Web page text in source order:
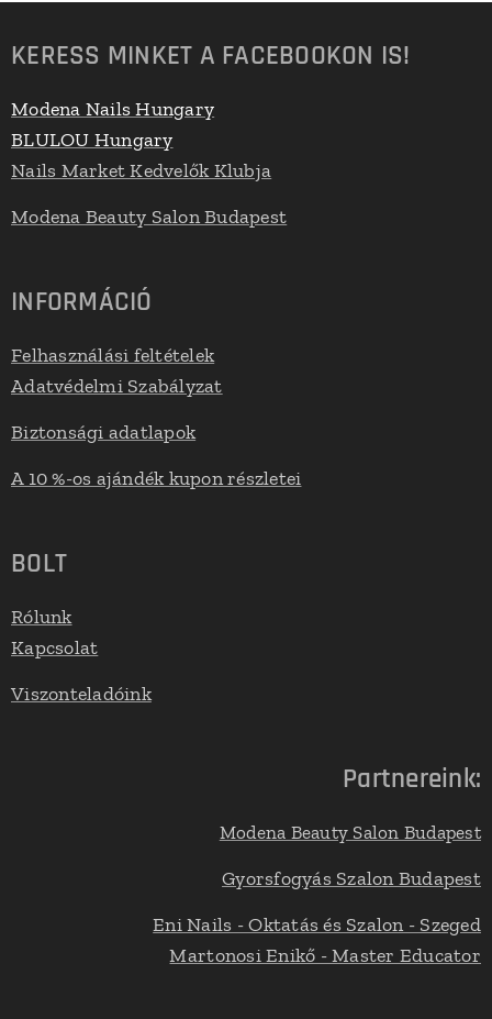
KERESS MINKET A FACEBOOKON IS!
Modena Nails Hungary
BLULOU Hungary
Nails Market Kedvelők Klubja
Modena Beauty Salon Budapest
INFORMÁCIÓ
Felhasználási feltételek
Adatvédelmi Szabályzat
Biztonsági adatlapok
A 10 %-os ajándék kupon részletei
BOLT
Rólunk
Kapcsolat
Viszonteladóink
Partnereink:
Modena Beauty Salon Budapest
Gyorsfogyás Szalon Budapest
Eni Nails - Oktatás és Szalon - Szeged
Martonosi Enikő - Master Educator